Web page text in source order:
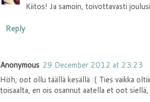
Kiitos! Ja samoin, toivottavasti
Reply
Anonymous 29 December 2012 at 23:23
Höh, oot ollu täällä kesällä :( Ties vaikka
toisaalta, en ois osannut aatella et oot